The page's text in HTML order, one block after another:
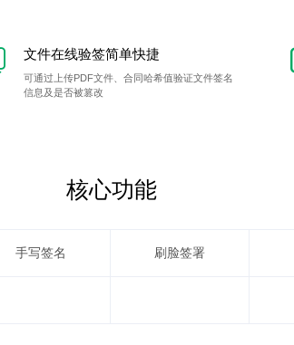
文件在线验签简单快捷
可通过上传PDF文件、合同哈希值验证文件签名
信息及是否被篡改
核心功能
手写签名 刷脸签署